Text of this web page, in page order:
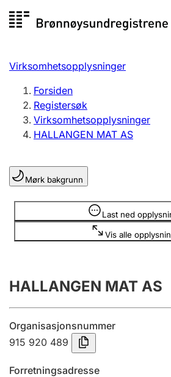
til
Registersøk
Aksjeselskap
Enkeltpersonforetak
Registrere, endre, slette
Lag og forening
Registrere, endre, slette
Årsregnskap
Innsending og forsinkelsesgebyr
Tinglysing
Virksomhetsopplysninger
Forsiden
Registersøk
Virksomhetsopplysninger
HALLANGEN MAT AS
Mørk bakgrunn
Last ned
Vis alle
Opplysninger er skjult
HALLANGEN MAT AS
Organisasjonsnummer
915 920 489
Forretningsadresse